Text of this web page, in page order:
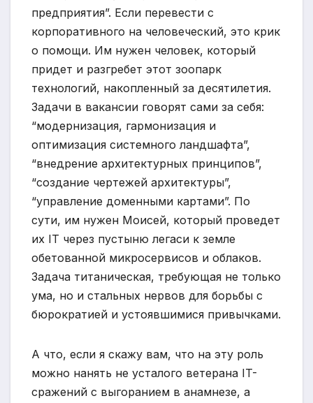
предприятия”. Если перевести с
корпоративного на человеческий, это крик
о помощи. Им нужен человек, который
придет и разгребет этот зоопарк
технологий, накопленный за десятилетия.
Задачи в вакансии говорят сами за себя:
“модернизация, гармонизация и
оптимизация системного ландшафта”,
“внедрение архитектурных принципов”,
“создание чертежей архитектуры”,
“управление доменными картами”. По
сути, им нужен Моисей, который проведет
их IT через пустыню легаси к земле
обетованной микросервисов и облаков.
Задача титаническая, требующая не только
ума, но и стальных нервов для борьбы с
бюрократией и устоявшимися привычками.
А что, если я скажу вам, что на эту роль
можно нанять не усталого ветерана IT-
сражений с выгоранием в анамнезе, а